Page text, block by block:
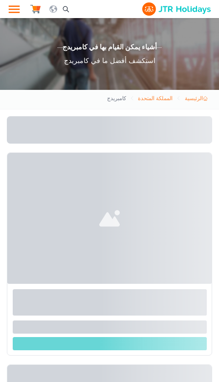
Search Opener Icon
أشياء يمكن القيام بها في كامبريدج
استكشف أفضل ما في كامبريدج
الرئيسية المملكة المتحدة كامبريدج